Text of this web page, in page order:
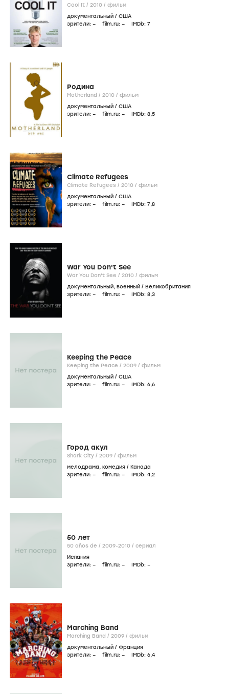
Cool It / 2010 / фильм
документальный / США
зрители: – film.ru: – IMDb: 7
Родина
Motherland / 2010 / фильм
документальный / США
зрители: – film.ru: – IMDb: 8,5
Climate Refugees
Climate Refugees / 2010 / фильм
документальный / США
зрители: – film.ru: – IMDb: 7,8
War You Don't See
War You Don't See / 2010 / фильм
документальный, военный / Великобритания
зрители: – film.ru: – IMDb: 8,3
Keeping the Peace
Keeping the Peace / 2009 / фильм
документальный / США
зрители: – film.ru: – IMDb: 6,6
Город акул
Shark City / 2009 / фильм
мелодрама, комедия / Канада
зрители: – film.ru: – IMDb: 4,2
50 лет
50 años de / 2009-2010 / сериал
Испания
зрители: – film.ru: – IMDb: –
Marching Band
Marching Band / 2009 / фильм
документальный / Франция
зрители: – film.ru: – IMDb: 6,4